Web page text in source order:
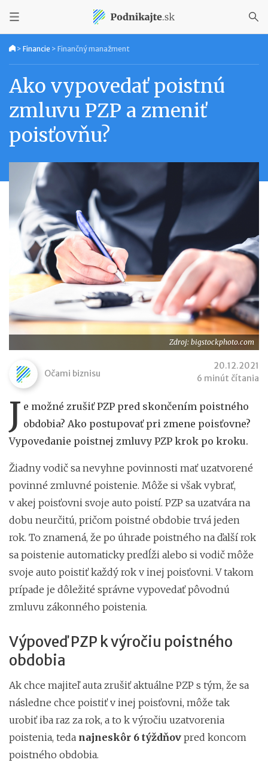
> Financie > Finančný manažment
Ako vypovedať poistnú
zmluvu PZP a zmeniť
poisťovňu?
Zdroj: bigstockphoto.com
Očami biznisu
20.12.2021
6 minút čítania
J e možné zrušiť PZP pred skončením poistného
obdobia? Ako postupovať pri zmene poisťovne?
Vypovedanie poistnej zmluvy PZP krok po kroku.
Žiadny vodič sa nevyhne povinnosti mať uzatvorené
povinné zmluvné poistenie. Môže si však vybrať,
v akej poisťovni svoje auto poistí. PZP sa uzatvára na
dobu neurčitú, pričom poistné obdobie trvá jeden
rok. To znamená, že po úhrade poistného na ďalší rok
sa poistenie automaticky predĺži alebo si vodič môže
svoje auto poistiť každý rok v inej poisťovni. V takom
prípade je dôležité správne vypovedať pôvodnú
zmluvu zákonného poistenia.
Výpoveď PZP k výročiu poistného
obdobia
Ak chce majiteľ auta zrušiť aktuálne PZP s tým, že sa
následne chce poistiť v inej poisťovni, môže tak
urobiť iba raz za rok, a to k výročiu uzatvorenia
poistenia, teda najneskôr 6 týždňov pred koncom
poistného obdobia.